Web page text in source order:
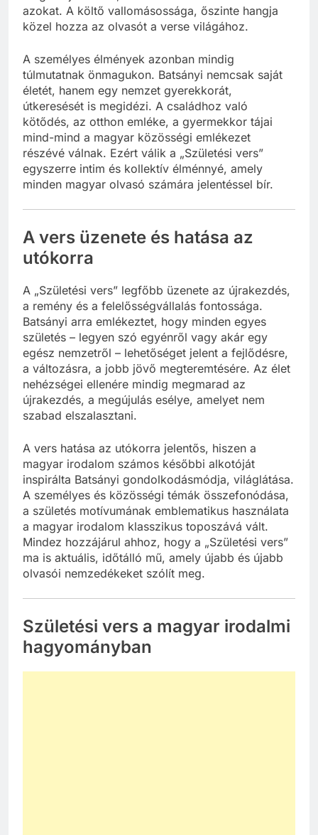
azokat. A költő vallomásossága, őszinte hangja
közel hozza az olvasót a verse világához.
A személyes élmények azonban mindig
túlmutatnak önmagukon. Batsányi nemcsak saját
életét, hanem egy nemzet gyerekkorát,
útkeresését is megidézi. A családhoz való
kötődés, az otthon emléke, a gyermekkor tájai
mind-mind a magyar közösségi emlékezet
részévé válnak. Ezért válik a „Születési vers”
egyszerre intim és kollektív élménnyé, amely
minden magyar olvasó számára jelentéssel bír.
A vers üzenete és hatása az
utókorra
A „Születési vers” legfőbb üzenete az újrakezdés,
a remény és a felelősségvállalás fontossága.
Batsányi arra emlékeztet, hogy minden egyes
születés – legyen szó egyénről vagy akár egy
egész nemzetről – lehetőséget jelent a fejlődésre,
a változásra, a jobb jövő megteremtésére. Az élet
nehézségei ellenére mindig megmarad az
újrakezdés, a megújulás esélye, amelyet nem
szabad elszalasztani.
A vers hatása az utókorra jelentős, hiszen a
magyar irodalom számos későbbi alkotóját
inspirálta Batsányi gondolkodásmódja, világlátása.
A személyes és közösségi témák összefonódása,
a születés motívumának emblematikus használata
a magyar irodalom klasszikus toposzává vált.
Mindez hozzájárul ahhoz, hogy a „Születési vers”
ma is aktuális, időtálló mű, amely újabb és újabb
olvasói nemzedékeket szólít meg.
Születési vers a magyar irodalmi
hagyományban